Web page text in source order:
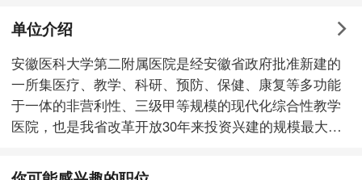
单位介绍
安徽医科大学第二附属医院是经安徽省政府批准新建的
一所集医疗、教学、科研、预防、保健、康复等多功能
于一体的非营利性、三级甲等规模的现代化综合性教学
医院，也是我省改革开放30年来投资兴建的规模最大的
院座落于国家级合肥经济技术开发区，占地190.68亩，